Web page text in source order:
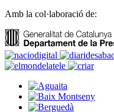
Amb la col·laboració de: